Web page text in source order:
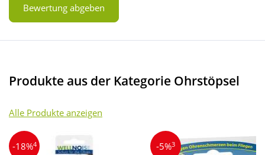
Bewertung abgeben
Produkte aus der Kategorie Ohrstöpsel
Alle Produkte anzeigen
-18%4 -5%3